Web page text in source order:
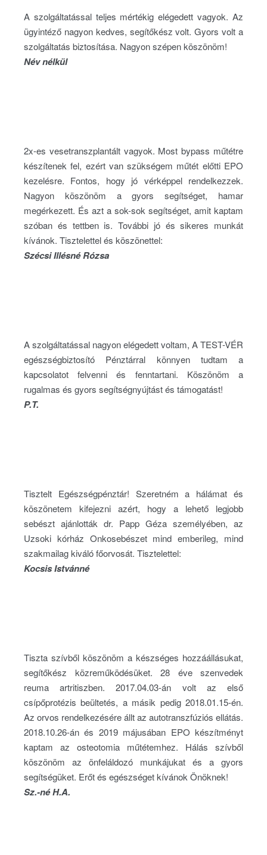
A szolgáltatással teljes mértékig elégedett vagyok. Az
ügyintéző nagyon kedves, segítőkész volt. Gyors volt a
szolgáltatás biztosítása. Nagyon szépen köszönöm!
Név nélkül
2x-es vesetranszplantált vagyok. Most bypass műtétre
készítenek fel, ezért van szükségem műtét előtti EPO
kezelésre. Fontos, hogy jó vérképpel rendelkezzek.
Nagyon köszönöm a gyors segítséget, hamar
megérkezett. És azt a sok-sok segítséget, amit kaptam
szóban és tettben is. További jó és sikeres munkát
kívánok. Tisztelettel és köszönettel:
Szécsi Illésné Rózsa
A szolgáltatással nagyon elégedett voltam, A TEST-VÉR
egészségbiztosító Pénztárral könnyen tudtam a
kapcsolatot felvenni és fenntartani. Köszönöm a
rugalmas és gyors segítségnyújtást és támogatást!
P.T.
Tisztelt Egészségpénztár! Szeretném a hálámat és
köszönetem kifejezni azért, hogy a lehető legjobb
sebészt ajánlották dr. Papp Géza személyében, az
Uzsoki kórház Onkosebészet mind emberileg, mind
szakmailag kiváló főorvosát. Tisztelettel:
Kocsis Istvánné
Tiszta szívből köszönöm a készséges hozzáállásukat,
segítőkész közreműködésüket. 28 éve szenvedek
reuma artritiszben. 2017.04.03-án volt az első
csípőprotézis beültetés, a másik pedig 2018.01.15-én.
Az orvos rendelkezésére állt az autotranszfúziós ellátás.
2018.10.26-án és 2019 májusában EPO készítményt
kaptam az osteotomia műtétemhez. Hálás szívből
köszönöm az önfeláldozó munkájukat és a gyors
segítségüket. Erőt és egészséget kívánok Önöknek!
Sz.-né H.A.